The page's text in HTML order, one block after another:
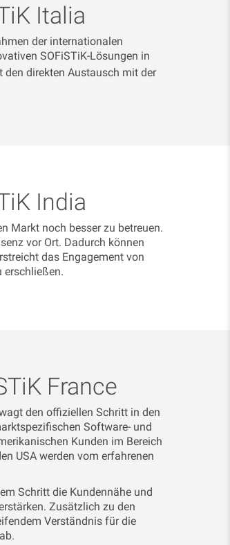
Italia
der internationalen
SOFiSTiK-Lösungen in
den direkten Austausch mit der
India
Markt noch besser zu betreuen.
vor Ort. Dadurch können
das Engagement von
erschließen.
France
den offiziellen Schritt in den
Software- und
Kunden im Bereich
USA werden vom erfahrenen
Schritt die Kundennähe und
Zusätzlich zu den
Verständnis für die